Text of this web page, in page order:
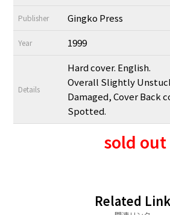
Publisher Gingko Press
Year 1999
Details
Hard cover. English.
Overall Slightly
Damaged, Cover Back
Spotted.
sold out
Related Link